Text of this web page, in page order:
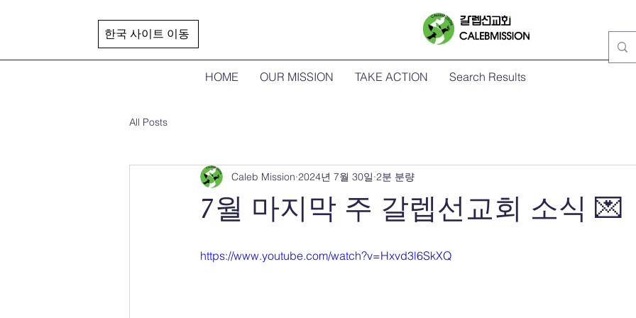
한국 사이트 이동
HOME OUR MISSION TAKE ACTION Search Results
All Posts
7월 마지막 주 갈렙선교회 소식 💌
Caleb Mission 2024년 7월 30일 2분 분량
https://www.youtube.com/watch?v=Hxvd3l6SkXQ